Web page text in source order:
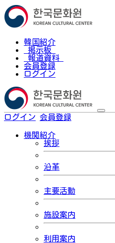
韓国紹介
掲示板
報道資料
会員登録
ログイン
ログイン 会員登録
機関紹介
挨拶
沿革
主要活動
施設案内
利用案内